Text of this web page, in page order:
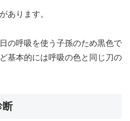
あります。
の呼吸を使う子孫のため黒色で
基本的には呼吸の色と同じ刀の
断